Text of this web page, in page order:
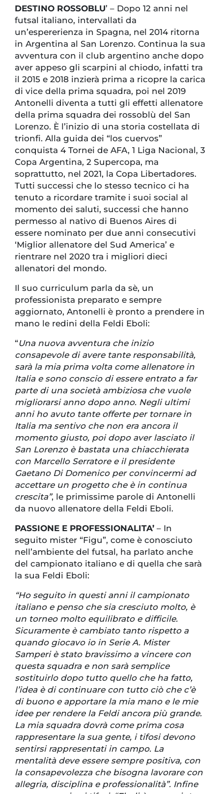
DESTINO ROSSOBLU’ – Dopo 12 anni nel
futsal italiano, intervallati da
un’espererienza in Spagna, nel 2014 ritorna
in Argentina al San Lorenzo. Continua la sua
avventura con il club argentino anche dopo
aver appeso gli scarpini al chiodo, infatti tra
il 2015 e 2018 inzierà prima a ricopre la carica
di vice della prima squadra, poi nel 2019
Antonelli diventa a tutti gli effetti allenatore
della prima squadra dei rossoblù del San
Lorenzo. È l’inizio di una storia costellata di
trionfi. Alla guida dei “los cuervos”
conquista 4 Tornei de AFA, 1 Liga Nacional, 3
Copa Argentina, 2 Supercopa, ma
soprattutto, nel 2021, la Copa Libertadores.
Tutti successi che lo stesso tecnico ci ha
tenuto a ricordare tramite i suoi social al
momento dei saluti, successi che hanno
permesso al nativo di Buenos Aires di
essere nominato per due anni consecutivi
‘Miglior allenatore del Sud America’ e
rientrare nel 2020 tra i migliori dieci
allenatori del mondo.
Il suo curriculum parla da sè, un
professionista preparato e sempre
aggiornato, Antonelli è pronto a prendere in
mano le redini della Feldi Eboli:
“Una nuova avventura che inizio
consapevole di avere tante responsabilità,
sarà la mia prima volta come allenatore in
Italia e sono conscio di essere entrato a far
parte di una società ambiziosa che vuole
migliorarsi anno dopo anno. Negli ultimi
anni ho avuto tante offerte per tornare in
Italia ma sentivo che non era ancora il
momento giusto, poi dopo aver lasciato il
San Lorenzo è bastata una chiacchierata
con Marcello Serratore e il presidente
Gaetano Di Domenico per convincermi ad
accettare un progetto che è in continua
crescita”, le primissime parole di Antonelli
da nuovo allenatore della Feldi Eboli.
PASSIONE E PROFESSIONALITA’ – In
seguito mister “Figu”, come è conosciuto
nell’ambiente del futsal, ha parlato anche
del campionato italiano e di quella che sarà
la sua Feldi Eboli:
“Ho seguito in questi anni il campionato
italiano e penso che sia cresciuto molto, è
un torneo molto equilibrato e difficile.
Sicuramente è cambiato tanto rispetto a
quando giocavo io in Serie A. Mister
Samperi è stato bravissimo a vincere con
questa squadra e non sarà semplice
sostituirlo dopo tutto quello che ha fatto,
l’idea è di continuare con tutto ciò che c’è
di buono e apportare la mia mano e le mie
idee per rendere la Feldi ancora più grande.
La mia squadra dovrà come prima cosa
rappresentare la sua gente, i tifosi devono
sentirsi rappresentati in campo. La
mentalità deve essere sempre positiva, con
la consapevolezza che bisogna lavorare con
allegria, disciplina e professionalità”. Infine